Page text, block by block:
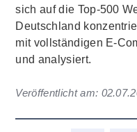
sich auf die Top-500
Deutschland
mit vollständigen E-
und analysiert.
Veröffentlicht am: